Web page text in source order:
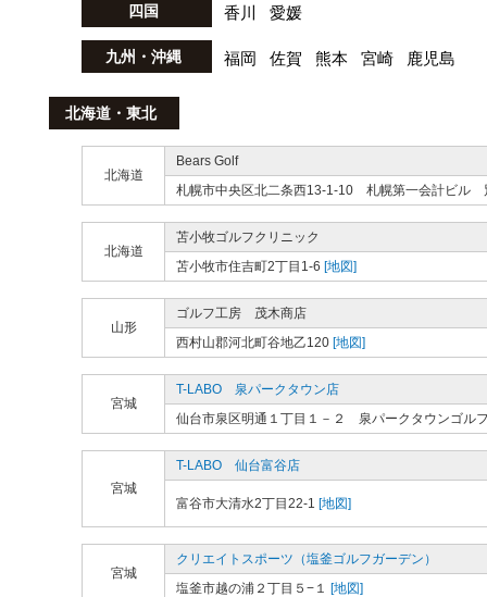
四国 香川 愛媛
九州・沖縄 福岡 佐賀 熊本 宮崎 鹿児島
北海道・東北
北海道
Bears Golf
札幌市中央区北二条西13-1-10 札幌第一会計ビル
北海道
苫小牧ゴルフクリニック
苫小牧市住吉町2丁目1-6 [地図]
山形
ゴルフ工房 茂木商店
西村山郡河北町谷地乙120 [地図]
宮城
T-LABO 泉パークタウン店
仙台市泉区明通１丁目１－２ 泉パークタウンゴル
宮城
T-LABO 仙台富谷店
富谷市大清水2丁目22-1 [地図]
宮城
クリエイトスポーツ（塩釜ゴルフガーデン）
塩釜市越の浦２丁目５−１ [地図]